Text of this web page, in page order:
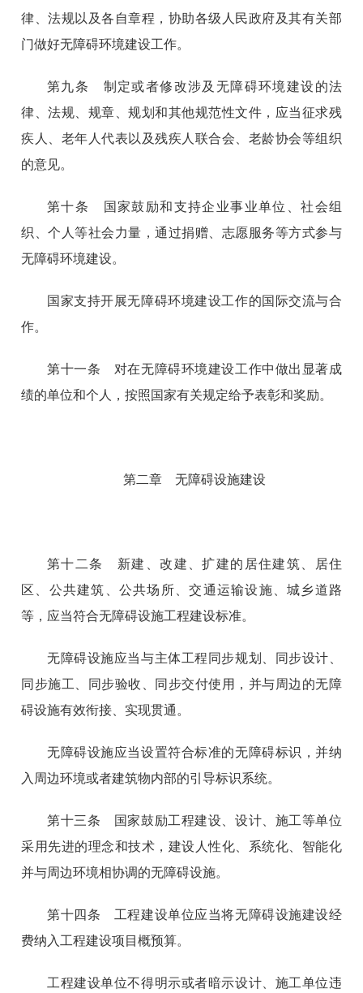
律、法规以及各自章程，协助各级人民政府及其有关部
门做好无障碍环境建设工作。
第九条 制定或者修改涉及无障碍环境建设的法
律、法规、规章、规划和其他规范性文件，应当征求残
疾人、老年人代表以及残疾人联合会、老龄协会等组织
的意见。
第十条 国家鼓励和支持企业事业单位、社会组
织、个人等社会力量，通过捐赠、志愿服务等方式参与
无障碍环境建设。
国家支持开展无障碍环境建设工作的国际交流与合
作。
第十一条 对在无障碍环境建设工作中做出显著成
绩的单位和个人，按照国家有关规定给予表彰和奖励。
第二章 无障碍设施建设
第十二条 新建、改建、扩建的居住建筑、居住
区、公共建筑、公共场所、交通运输设施、城乡道路
等，应当符合无障碍设施工程建设标准。
无障碍设施应当与主体工程同步规划、同步设计、
同步施工、同步验收、同步交付使用，并与周边的无障
碍设施有效衔接、实现贯通。
无障碍设施应当设置符合标准的无障碍标识，并纳
入周边环境或者建筑物内部的引导标识系统。
第十三条 国家鼓励工程建设、设计、施工等单位
采用先进的理念和技术，建设人性化、系统化、智能化
并与周边环境相协调的无障碍设施。
第十四条 工程建设单位应当将无障碍设施建设经
费纳入工程建设项目概预算。
工程建设单位不得明示或者暗示设计、施工单位违